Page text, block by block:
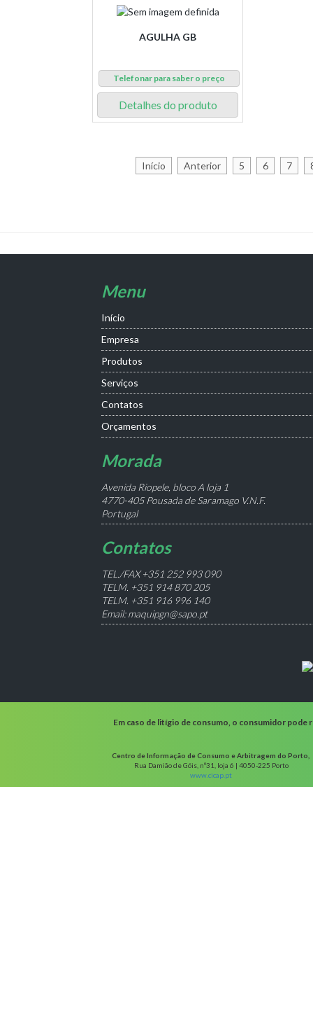
AGULHA GB
Telefonar para saber o preço
Detalhes do produto
Início Anterior 5 6 7
Menu
Início
Empresa
Produtos
Serviços
Contatos
Orçamentos
Morada
Avenida Riopele, bloco A loja 1
4770-405 Pousada de Saramago V.N.F.
Portugal
Contatos
TEL./FAX +351 252 993 090
TELM. +351 914 870 205
TELM. +351 916 996 140
Email: maquipgn@sapo.pt
Em caso de litígio de consumo, o consumidor
Centro de Informação de Consumo e Arbitragem do Porto,
Rua Damião de Góis, nº31, loja 6 | 4050-225 Porto
www.cicap.pt